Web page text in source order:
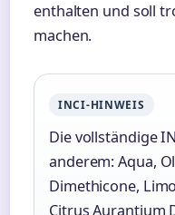
enthalten und soll
machen.
INCI-HINWEIS
Die vollständige
anderem: Aqua,
Dimethicone,
Citrus Aurantium